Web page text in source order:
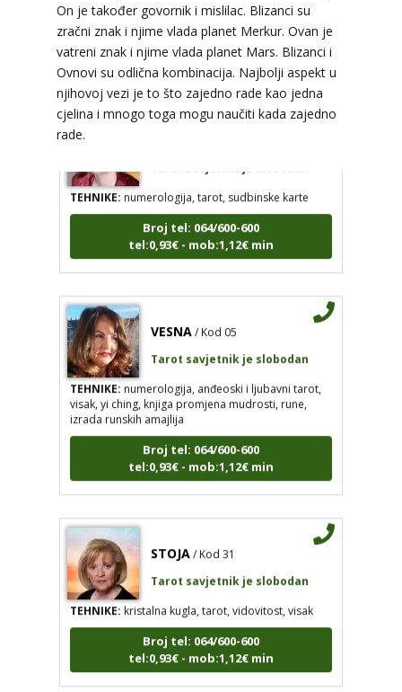
On je također govornik i mislilac. Blizanci su
zračni znak i njime vlada planet Merkur. Ovan je
vatreni znak i njime vlada planet Mars. Blizanci i
Ovnovi su odlična kombinacija. Najbolji aspekt u
njihovoj vezi je to što zajedno rade kao jedna
cjelina i mnogo toga mogu naučiti kada zajedno
rade.
Broj tel: 064/600-600
tel:0,93€ - mob:1,12€ min
DINA
/ Kod 38
TEHNIKE:numerologija, tarot, sudbinske karte
Broj tel: 064/600-600
tel:0,93€ - mob:1,12€ min
TEHNIKE:numerologija, anđeoski i ljubavni tarot,
visak, yi ching, knjiga promjena mudrosti, rune,
izrada runskih amajlija
Broj tel: 064/600-600
tel:0,93€ - mob:1,12€ min
Tarot savjetnik je slobodan
TEHNIKE:kristalna kugla, tarot, vidovitost, visak
Broj tel: 064/600-600
tel:0,93€ - mob:1,12€ min